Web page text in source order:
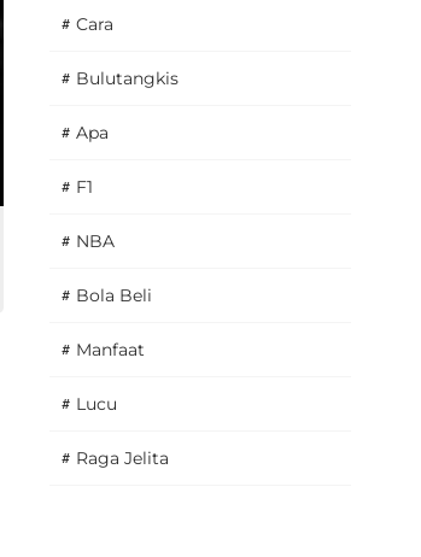
# Cara
# Bulutangkis
# Apa
# F1
# NBA
# Bola Beli
# Manfaat
# Lucu
# Raga Jelita